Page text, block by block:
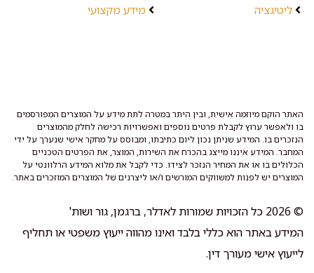
ליטיגציה
מידע מקצועי
האתר הוקם מיוזמה אישית, ובין היתר במטרה לתת מידע על המוצרים המפורסמים
בו ולאפשר ערוץ לקבלת פרטים נוספים ואפשרויות רכישה לחלק מהמוצרים
הנזכרים בו. המידע שניתן נכון ליום כתיבתו, ומבוסס על מחקר אישי שנערך על ידי
המחבר. המידע איננו מייצג בהכרח את השירות, המוצר, את הפרטים הטכניים
הכלולים בו או את המחיר הנזכר לצידו. כדי לקבל את מלוא המידע הרלוונטי על
המוצרים יש לפנות למשווקים המורשים ו/או ליצרנים של המוצרים המוזכרים באתר.
© 2026 כל הזכויות שמורות לאדלר, ברגמן, גור ושות'
המידע באתר הוא כללי בלבד ואינו מהווה ייעוץ משפטי או תחליף
לייעוץ אישי מעורך דין.